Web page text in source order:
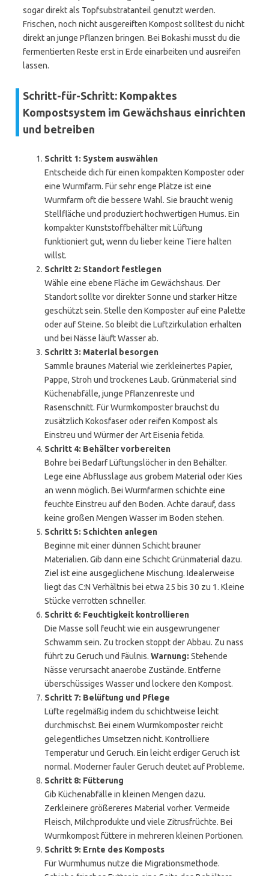
sogar direkt als Topfsubstratanteil genutzt werden.
Frischen, noch nicht ausgereiften Kompost solltest du nicht
direkt an junge Pflanzen bringen. Bei Bokashi musst du die
fermentierten Reste erst in Erde einarbeiten und ausreifen
lassen.
Schritt-für-Schritt: Kompaktes
Kompostsystem im Gewächshaus einrichten
und betreiben
Schritt 1: System auswählen
Entscheide dich für einen kompakten Komposter oder
eine Wurmfarm. Für sehr enge Plätze ist eine
Wurmfarm oft die bessere Wahl. Sie braucht wenig
Stellfläche und produziert hochwertigen Humus. Ein
kompakter Kunststoffbehälter mit Lüftung
funktioniert gut, wenn du lieber keine Tiere halten
willst.
Schritt 2: Standort festlegen
Wähle eine ebene Fläche im Gewächshaus. Der
Standort sollte vor direkter Sonne und starker Hitze
geschützt sein. Stelle den Komposter auf eine Palette
oder auf Steine. So bleibt die Luftzirkulation erhalten
und bei Nässe läuft Wasser ab.
Schritt 3: Material besorgen
Sammle braunes Material wie zerkleinertes Papier,
Pappe, Stroh und trockenes Laub. Grünmaterial sind
Küchenabfälle, junge Pflanzenreste und
Rasenschnitt. Für Wurmkomposter brauchst du
zusätzlich Kokosfaser oder reifen Kompost als
Einstreu und Würmer der Art Eisenia fetida.
Schritt 4: Behälter vorbereiten
Bohre bei Bedarf Lüftungslöcher in den Behälter.
Lege eine Abflusslage aus grobem Material oder Kies
an wenn möglich. Bei Wurmfarmen schichte eine
feuchte Einstreu auf den Boden. Achte darauf, dass
keine großen Mengen Wasser im Boden stehen.
Schritt 5: Schichten anlegen
Beginne mit einer dünnen Schicht brauner
Materialien. Gib dann eine Schicht Grünmaterial dazu.
Ziel ist eine ausgeglichene Mischung. Idealerweise
liegt das C:N Verhältnis bei etwa 25 bis 30 zu 1. Kleine
Stücke verrotten schneller.
Schritt 6: Feuchtigkeit kontrollieren
Die Masse soll feucht wie ein ausgewrungener
Schwamm sein. Zu trocken stoppt der Abbau. Zu nass
führt zu Geruch und Fäulnis. Warnung: Stehende
Nässe verursacht anaerobe Zustände. Entferne
überschüssiges Wasser und lockere den Kompost.
Schritt 7: Belüftung und Pflege
Lüfte regelmäßig indem du schichtweise leicht
durchmischst. Bei einem Wurmkomposter reicht
gelegentliches Umsetzen nicht. Kontrolliere
Temperatur und Geruch. Ein leicht erdiger Geruch ist
normal. Moderner fauler Geruch deutet auf Probleme.
Schritt 8: Fütterung
Gib Küchenabfälle in kleinen Mengen dazu.
Zerkleinere größereres Material vorher. Vermeide
Fleisch, Milchprodukte und viele Zitrusfrüchte. Bei
Wurmkompost füttere in mehreren kleinen Portionen.
Schritt 9: Ernte des Komposts
Für Wurmhumus nutze die Migrationsmethode.